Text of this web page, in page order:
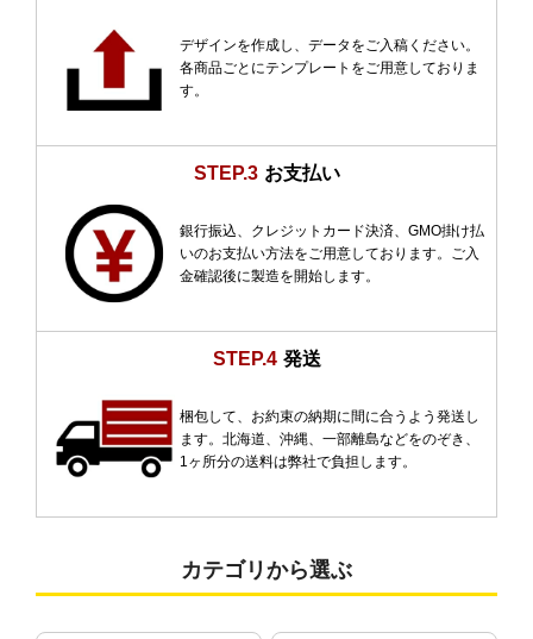
デザインを作成し、データをご入稿ください。
各商品ごとにテンプレートをご用意しておりま
す。
STEP.3 お支払い
銀行振込、クレジットカード決済、GMO掛け払
いのお支払い方法をご用意しております。ご入
金確認後に製造を開始します。
STEP.4 発送
梱包して、お約束の納期に間に合うよう発送し
ます。北海道、沖縄、一部離島などをのぞき、
1ヶ所分の送料は弊社で負担します。
カテゴリから選ぶ